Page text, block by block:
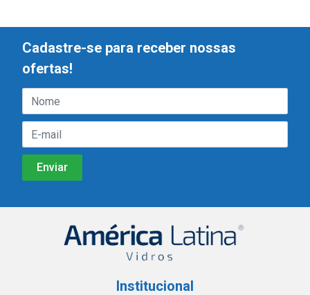
Cadastre-se para receber nossas
ofertas!
Institucional